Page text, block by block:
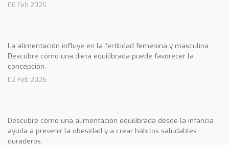
06 Feb 2026
La alimentación influye en la fertilidad femenina y masculina.
Descubre cómo una dieta equilibrada puede favorecer la
concepción.
02 Feb 2026
Descubre cómo una alimentación equilibrada desde la infancia
ayuda a prevenir la obesidad y a crear hábitos saludables
duraderos.